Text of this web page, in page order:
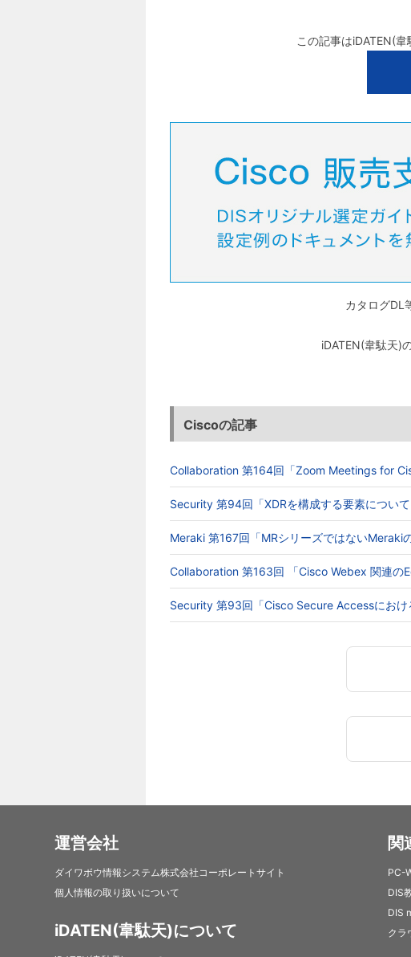
この記事はiDATEN(
カタログDL
iDATEN(韋駄天)
Ciscoの記事
Collaboration 第164回「Zoom Meetings for
Security 第94回「XDRを構成する要素について
Meraki 第167回「MRシリーズではないMeraki
Collaboration 第163回 「Cisco Webex 関連の
Security 第93回「Cisco Secure Accessにおけ
運営会社
ダイワボウ情報システム株式会社コーポレートサイト
個人情報の取り扱いについて
iDATEN(韋駄天)について
関
PC-
DIS
DIS
クラ